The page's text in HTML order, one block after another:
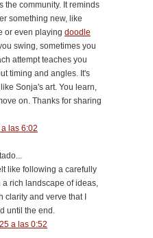
the community. It reminds
something new, like
or even playing doodle
swing, sometimes you
attempt teaches you
timing and angles. It's
Sonja's art. You learn,
on. Thanks for sharing
las 6:02
like following a carefully
rich landscape of ideas,
clarity and verve that I
until the end.
a las 0:52